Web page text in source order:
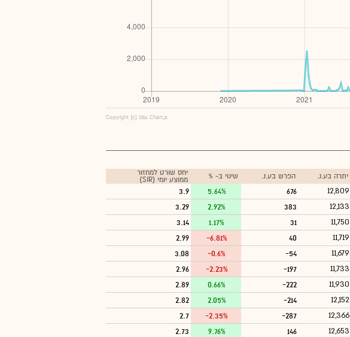
Copyright (c) 2016 Chart.js
יתרה בע.נ. הפרש בע.נ. שינוי ב- %
יחס שורט למחזור
ממוצע יומי (SIR)
12,809
676
5.64%
3.9
12,133
383
2.92%
3.29
11,750
31
1.17%
3.14
11,719
40
-6.81%
2.99
11,679
-54
-0.6%
3.08
11,733
-197
-2.23%
2.96
11,930
-222
0.66%
2.89
12,152
-214
2.05%
2.82
12,366
-287
-2.35%
2.7
12,653
146
9.76%
2.73